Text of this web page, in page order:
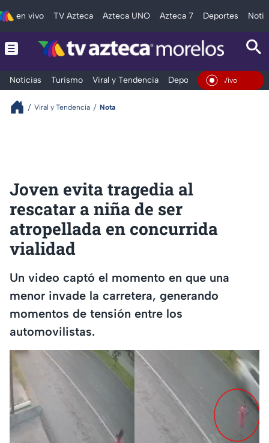
en vivo TV Azteca Azteca UNO Azteca 7 Deportes
Noticias Turismo Viral y Tendencia Deportes Espectáculos
En Vivo
Viral y Tendencia Nota
Joven evita tragedia al
rescatar a niña de ser
atropellada en concurrida
vialidad
Un video captó el momento en que una
menor invade la carretera, generando
momentos de tensión entre los
automovilistas.